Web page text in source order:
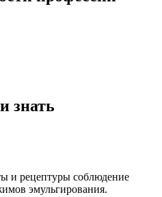
знать
и рецептуры соблюдение
эмульгирования.